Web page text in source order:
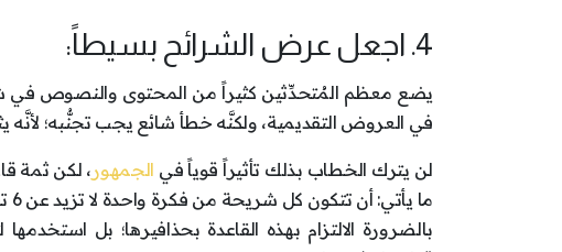
4. اجعل عرض الشرائح بسيطاً:
في العروض التقديمية، ولكنَّه خطأ شائع يجب تجنُّبه؛ لأنَّه
لن يترك الخطاب بذلك تأثيراً قوياً في الجمهور
بالضرورة الالتزام بهذه القاعدة بحذافيرها؛ بل